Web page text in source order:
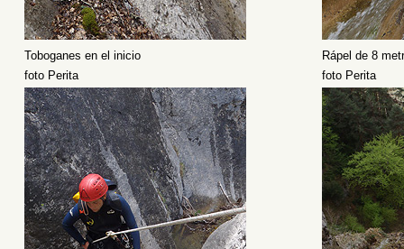
Toboganes en el inicio
Rápel de 8
foto Perita
foto Perita